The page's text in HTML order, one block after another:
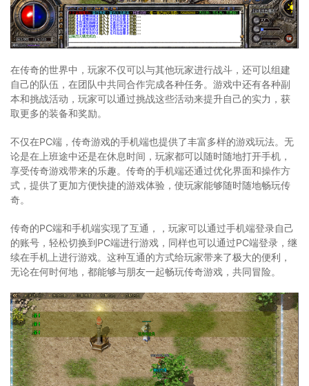
在传奇的世界中，玩家不仅可以与其他玩家进行战斗，还可以组建
自己的队伍，在团队中共同合作完成各种任务。游戏中还有各种副
本和挑战活动，玩家可以通过挑战这些活动来提升自己的实力，获
取更多的装备和奖励。
不仅在PC端，传奇游戏的手机端也提供了丰富多样的游戏玩法。无
论是在上班途中还是在休息时间，玩家都可以随时随地打开手机，
享受传奇游戏带来的乐趣。传奇的手机端还通过优化界面和操作方
式，提供了更加方便快捷的游戏体验，使玩家能够随时随地畅玩传
奇。
传奇的PC端和手机端实现了互通，，玩家可以通过手机端登录自己
的账号，轻松切换到PC端进行游戏，同样也可以通过PC端登录，继
续在手机上进行游戏。这种互通的方式给玩家带来了极大的便利，
无论在何时何地，都能够与朋友一起畅玩传奇游戏，共同冒险。